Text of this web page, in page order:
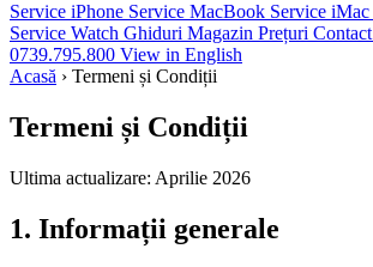
Service iPhone Service MacBook Service iMac
Service Watch Ghiduri Magazin Prețuri Contact
0739.795.800 View in English
Acasă › Termeni și Condiții
Termeni și Condiții
Ultima actualizare: Aprilie 2026
1. Informații generale